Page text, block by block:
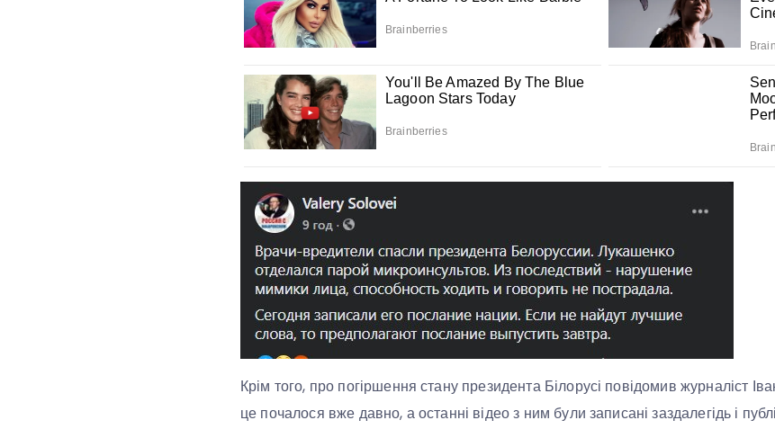
Крім того, про погіршення стану президента Білорусі повідомив журналіст
це почалося вже давно, а останні відео з ним були записані заздалегідь і